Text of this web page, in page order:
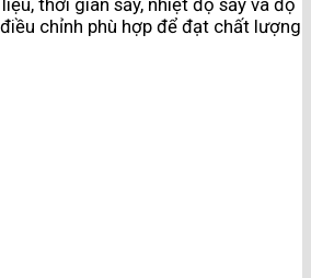
chỉnh phù hợp để đạt chất lượng